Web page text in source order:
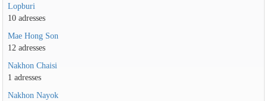
Lopburi
10 adresses
Mae Hong Son
12 adresses
Nakhon Chaisi
1 adresses
Nakhon Nayok